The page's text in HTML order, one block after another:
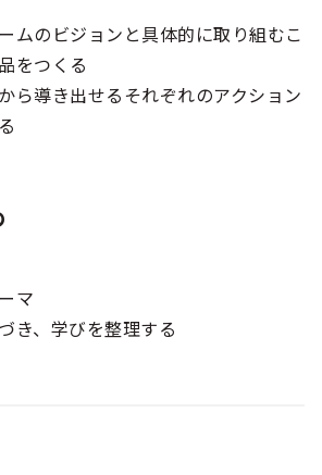
ムのビジョンと具体的に取り組むこ
をつくる​
ら導き出せるそれぞれのアクション
マ​
き、学びを整理する​